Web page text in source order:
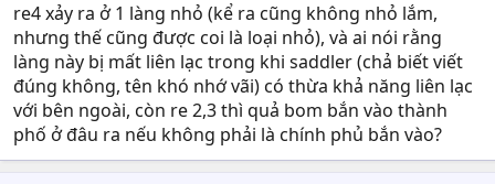
re4 xảy ra ở 1 làng nhỏ (kể ra cũng không nhỏ lắm,
nhưng thế cũng được coi là loại nhỏ), và ai nói rằng
làng này bị mất liên lạc trong khi saddler (chả biết viết
đúng không, tên khó nhớ vãi) có thừa khả năng liên lạc
với bên ngoài, còn re 2,3 thì quả bom bắn vào thành
phố ở đâu ra nếu không phải là chính phủ bắn vào?